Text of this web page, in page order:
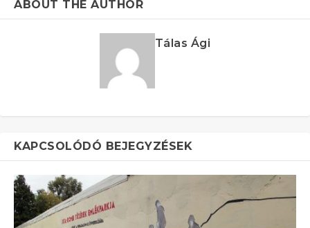
ABOUT THE AUTHOR
Tálas Ági
KAPCSOLÓDÓ BEJEGYZÉSEK